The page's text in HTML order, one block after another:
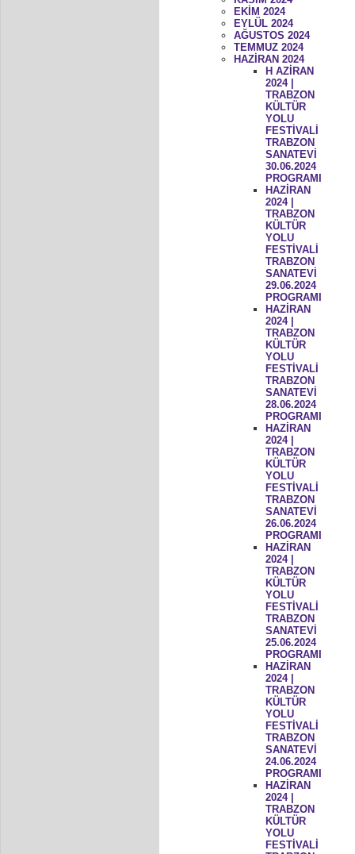
EKİM 2024
EYLÜL 2024
AĞUSTOS 2024
TEMMUZ 2024
HAZİRAN 2024
H AZİRAN
2024 |
TRABZON
KÜLTÜR
YOLU
FESTİVALİ
TRABZON
SANATEVİ
30.06.2024
PROGRAMI
HAZİRAN
2024 |
TRABZON
KÜLTÜR
YOLU
FESTİVALİ
TRABZON
SANATEVİ
29.06.2024
PROGRAMI
HAZİRAN
2024 |
TRABZON
KÜLTÜR
YOLU
FESTİVALİ
TRABZON
SANATEVİ
28.06.2024
PROGRAMI
HAZİRAN
2024 |
TRABZON
KÜLTÜR
YOLU
FESTİVALİ
TRABZON
SANATEVİ
26.06.2024
PROGRAMI
HAZİRAN
2024 |
TRABZON
KÜLTÜR
YOLU
FESTİVALİ
TRABZON
SANATEVİ
25.06.2024
PROGRAMI
HAZİRAN
2024 |
TRABZON
KÜLTÜR
YOLU
FESTİVALİ
TRABZON
SANATEVİ
24.06.2024
PROGRAMI
HAZİRAN
2024 |
TRABZON
KÜLTÜR
YOLU
FESTİVALİ